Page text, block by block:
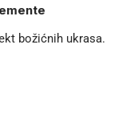
božićnih ukrasa.